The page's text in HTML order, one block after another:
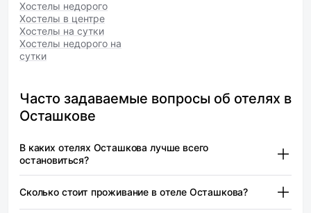
Хостелы недорого
Хостелы в центре
Хостелы на сутки
Хостелы недорого на
сутки
Часто задаваемые вопросы об отелях в
Осташкове
В каких отелях Осташкова лучше всего
остановиться?
Селигер 69 — от 4 550 ₽
Сколько стоит проживание в отеле Осташкова?